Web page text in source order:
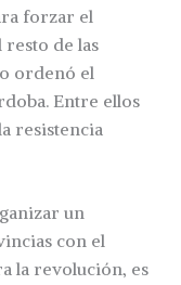
forzar el
de las
ordenó el
Entre ellos
resistencia
un
con el
la revolución, es